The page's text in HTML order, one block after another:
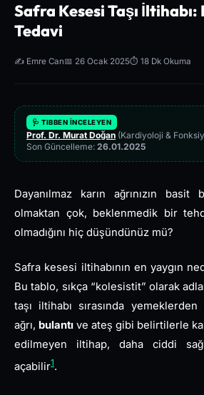
Safra Kesesi Taşı
Tedavi
✍️ Emre Can📅 26 Ocak 2025⏱️ 18 Dk Okuma
🩺 TIBBEN İNCELEYEN
Prof. Dr. Murat Doğan (Kardiyoloji &
Son Güncelleme: 26.01.2025
Dayanılmaz karın ağrınızın
olmaktan çok, beklenmedik bir
olmadığını hiç düşündünüz mü?
Safra kesesi iltihabının en yaygın
Bu tablo, sıkça “kolesistit” olarak
taşı iltihabı sırasında
ağrı, bulantı ve ateş gibi belirtilerle
edilmeyen iltihap, daha ciddi
açabilir1.